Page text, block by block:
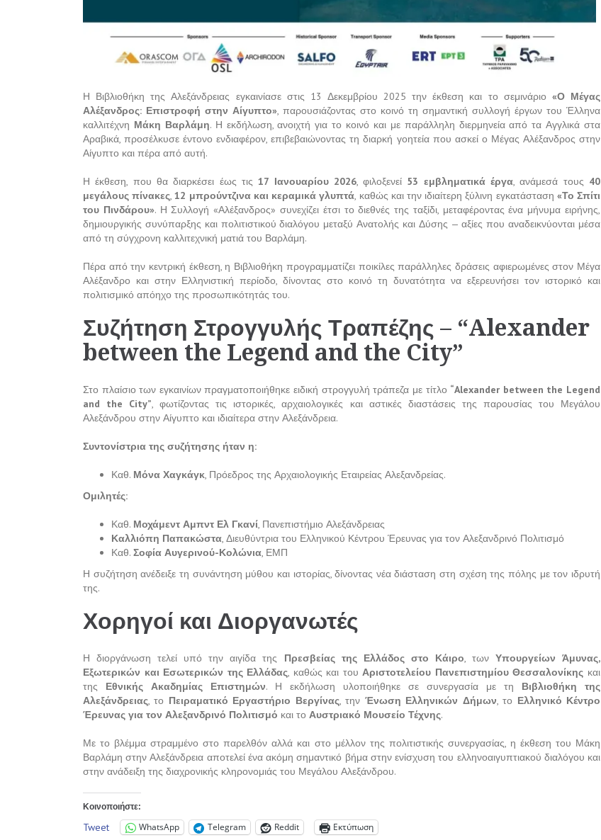
Η Βιβλιοθήκη της Αλεξάνδρειας εγκαινίασε στις 13 Δεκεμβρίου 2025 την έκθεση και το σεμινάριο «Ο Μέγας
Αλέξανδρος: Επιστροφή στην Αίγυπτο» , παρουσιάζοντας στο κοινό τη σημαντική συλλογή έργων του Έλληνα
καλλιτέχνη Μάκη Βαρλάμη. Η εκδήλωση, ανοιχτή για το κοινό και με παράλληλη διερμηνεία από τα Αγγλικά στα
Αραβικά, προσέλκυσε έντονο ενδιαφέρον, επιβεβαιώνοντας τη διαρκή γοητεία που ασκεί ο Μέγας Αλέξανδρος στην
Αίγυπτο και πέρα από αυτή.
Η έκθεση, που θα διαρκέσει έως τις17 Ιανουαρίου 2026, φιλοξενεί 53 εμβληματικά έργα , ανάμεσά τους 40
μεγάλους πίνακες ,12 μπρούντζινα και κεραμικά γλυπτά , καθώς και την ιδιαίτερη ξύλινη εγκατάσταση «Το Σπίτι
του Πινδάρου». Η Συλλογή «Αλέξανδρος» συνεχίζει έτσι το διεθνές της ταξίδι, μεταφέροντας ένα μήνυμα ειρήνης,
δημιουργικής συνύπαρξης και πολιτιστικού διαλόγου μεταξύ Ανατολής και Δύσης — αξίες που αναδεικνύονται μέσα
από τη σύγχρονη καλλιτεχνική ματιά του Βαρλάμη.
Πέρα από την κεντρική έκθεση, η Βιβλιοθήκη προγραμματίζει ποικίλες παράλληλες δράσεις αφιερωμένες στον Μέγα
Αλέξανδρο και στην Ελληνιστική περίοδο, δίνοντας στο κοινό τη δυνατότητα να εξερευνήσει τον ιστορικό και
πολιτισμικό απόηχο της προσωπικότητάς του.
Συζήτηση Στρογγυλής Τραπέζης – “Alexander
between the Legend and the City”
Στο πλαίσιο των εγκαινίων πραγματοποιήθηκε ειδική στρογγυλή τράπεζα με τίτλο “Alexander between the Legend
and the City” , φωτίζοντας τις ιστορικές, αρχαιολογικές και αστικές διαστάσεις της παρουσίας του Μεγάλου
Αλεξάνδρου στην Αίγυπτο και ιδιαίτερα στην Αλεξάνδρεια.
Συντονίστρια της συζήτησης ήταν η:
Καθ. Μόνα Χαγκάγκ , Πρόεδρος της Αρχαιολογικής Εταιρείας Αλεξανδρείας.
Ομιλητές:
Καθ. Μοχάμεντ Αμπντ Ελ Γκανί , Πανεπιστήμιο Αλεξάνδρειας
Καλλιόπη Παπακώστα , Διευθύντρια του Ελληνικού Κέντρου Έρευνας για τον Αλεξανδρινό Πολιτισμό
Καθ. Σοφία Αυγερινού-Κολώνια , ΕΜΠ
Η συζήτηση ανέδειξε τη συνάντηση μύθου και ιστορίας, δίνοντας νέα διάσταση στη σχέση της πόλης με τον ιδρυτή
της.
Χορηγοί και Διοργανωτές
Η διοργάνωση τελεί υπό την αιγίδα της Πρεσβείας της Ελλάδος στο Κάιρο , των Υπουργείων Άμυνας,
Εξωτερικών και Εσωτερικών της Ελλάδας , καθώς και του Αριστοτελείου Πανεπιστημίου Θεσσαλονίκης και
της Εθνικής Ακαδημίας Επιστημών. Η εκδήλωση υλοποιήθηκε σε συνεργασία με τη Βιβλιοθήκη της
Αλεξάνδρειας , το Πειραματικό Εργαστήριο Βεργίνας, την Ένωση Ελληνικών Δήμων , το Ελληνικό Κέντρο
Έρευνας για τον Αλεξανδρινό Πολιτισμό και το Αυστριακό Μουσείο Τέχνης.
Με το βλέμμα στραμμένο στο παρελθόν αλλά και στο μέλλον της πολιτιστικής συνεργασίας, η έκθεση του Μάκη
Βαρλάμη στην Αλεξάνδρεια αποτελεί ένα ακόμη σημαντικό βήμα στην ενίσχυση του ελληνοαιγυπτιακού διαλόγου και
στην ανάδειξη της διαχρονικής κληρονομιάς του Μεγάλου Αλεξάνδρου.
Κοινοποιήστε:
Tweet WhatsApp Telegram Reddit Εκτύπωση